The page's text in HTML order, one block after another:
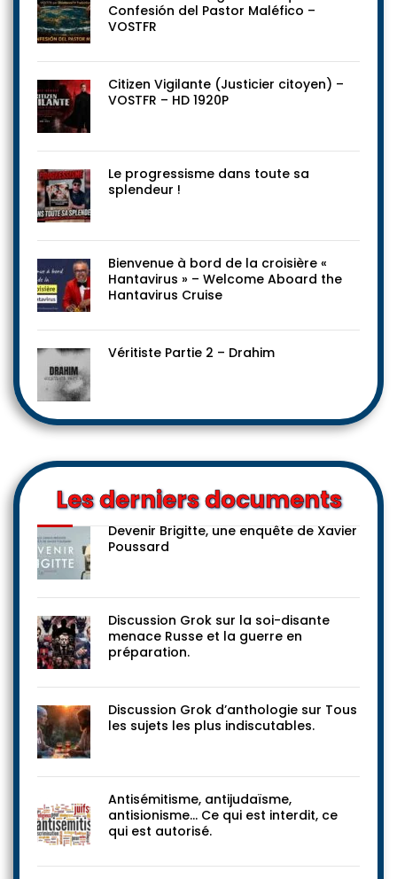
Confesión del Pastor Maléfico –
VOSTFR
Citizen Vigilante (Justicier citoyen) –
VOSTFR – HD 1920P
Le progressisme dans toute sa
splendeur !
Bienvenue à bord de la croisière «
Hantavirus » – Welcome Aboard the
Hantavirus Cruise
Véritiste Partie 2 – Drahim
Les derniers documents
Devenir Brigitte, une enquête de Xavier
Poussard
Discussion Grok sur la soi-disante
menace Russe et la guerre en
préparation.
Discussion Grok d’anthologie sur Tous
les sujets les plus indiscutables.
Antisémitisme, antijudaïsme,
antisionisme… Ce qui est interdit, ce
qui est autorisé.